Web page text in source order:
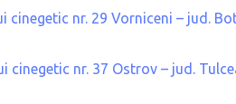
cinegetic nr. 29 Vorniceni – jud.
cinegetic nr. 37 Ostrov – jud.